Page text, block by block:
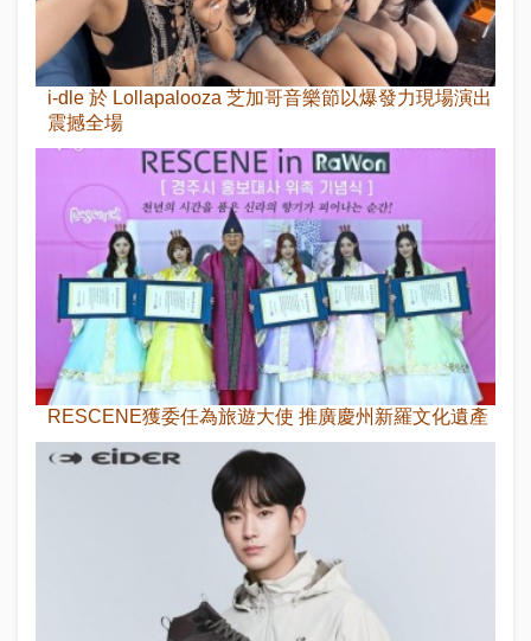
i-dle 於 Lollapalooza 芝加哥音樂節以爆發力現場演出
震撼全場
RESCENE獲委任為旅遊大使 推廣慶州新羅文化遺產